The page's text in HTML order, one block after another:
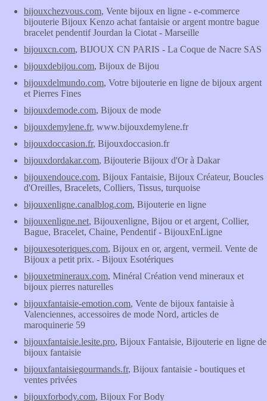
bijouxchezvous.com, Vente bijoux en ligne - e-commerce
bijouterie Bijoux Kenzo achat fantaisie or argent montre bague
bracelet pendentif Jourdan la Ciotat - Marseille
bijouxcn.com, BIJOUX CN PARIS - La Coque de Nacre SAS
bijouxdebijou.com, Bijoux de Bijou
bijouxdelmundo.com, Votre bijouterie en ligne de bijoux argent
et Pierres Fines
bijouxdemode.com, Bijoux de mode
bijouxdemylene.fr, www.bijouxdemylene.fr
bijouxdoccasion.fr, Bijouxdoccasion.fr
bijouxdordakar.com, Bijouterie Bijoux d'Or à Dakar
bijouxendouce.com, Bijoux Fantaisie, Bijoux Créateur, Boucles
d'Oreilles, Bracelets, Colliers, Tissus, turquoise
bijouxenligne.canalblog.com, Bijouterie en ligne
bijouxenligne.net, Bijouxenligne, Bijou or et argent, Collier,
Bague, Bracelet, Chaine, Pendentif - BijouxEnLigne
bijouxesoteriques.com, Bijoux en or, argent, vermeil. Vente de
Bijoux a petit prix. - Bijoux Esotériques
bijouxetmineraux.com, Minéral Création vend mineraux et
bijoux pierres naturelles
bijouxfantaisie-emotion.com, Vente de bijoux fantaisie à
Valenciennes, accessoires de mode Nord, articles de
maroquinerie 59
bijouxfantaisie.lesite.pro, Bijoux Fantaisie, Bijouterie en ligne de
bijoux fantaisie
bijouxfantaisiegourmands.fr, Bijoux fantaisie - boutiques et
ventes privées
bijouxforbody.com, Bijoux For Body